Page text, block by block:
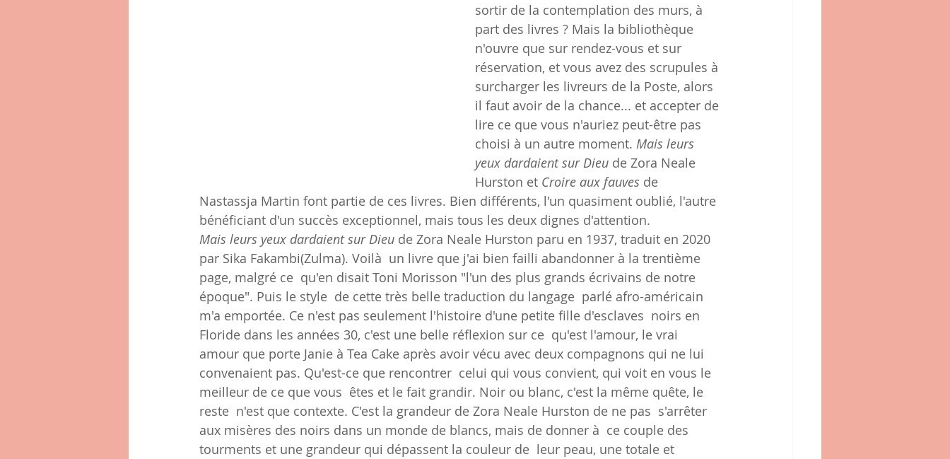
sortir de la contemplation des murs, à
part des livres ? Mais la bibliothèque
n'ouvre que sur rendez-vous et sur
réservation, et vous avez des scrupules à
surcharger les livreurs de la Poste, alors
il faut avoir de la chance... et accepter de
lire ce que vous n'auriez peut-être pas
choisi à un autre moment. Mais leurs
yeux dardaient sur Dieu de Zora Neale
Hurston et Croire aux fauves de
Nastassja Martin font partie de ces livres. Bien différents, l'un quasiment oublié, l'autre
bénéficiant d'un succès exceptionnel, mais tous les deux dignes d'attention.
Mais leurs yeux dardaient sur Dieu de Zora Neale Hurston paru en 1937, traduit en 2020
par Sika Fakambi(Zulma). Voilà  un livre que j'ai bien failli abandonner à la trentième
page, malgré ce  qu'en disait Toni Morisson "l'un des plus grands écrivains de notre
époque". Puis le style  de cette très belle traduction du langage  parlé afro-américain
m'a emportée. Ce n'est pas seulement l'histoire d'une petite fille d'esclaves  noirs en
Floride dans les années 30, c'est une belle réflexion sur ce  qu'est l'amour, le vrai
amour que porte Janie à Tea Cake après avoir vécu avec deux compagnons qui ne lui
convenaient pas. Qu'est-ce que rencontrer  celui qui vous convient, qui voit en vous le
meilleur de ce que vous  êtes et le fait grandir. Noir ou blanc, c'est la même quête, le
reste  n'est que contexte. C'est la grandeur de Zora Neale Hurston de ne pas  s'arrêter
aux misères des noirs dans un monde de blancs, mais de donner à  ce couple des
tourments et une grandeur qui dépassent la couleur de  leur peau, une totale et